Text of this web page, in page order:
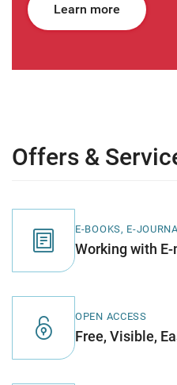
Learn more
Offers &
E-BOOKS, E-
Working with
OPEN ACCESS
Free, Visible,